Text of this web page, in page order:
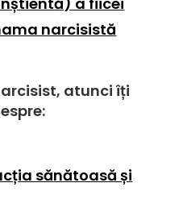
narcisistă
atunci îți
sănătoasă și